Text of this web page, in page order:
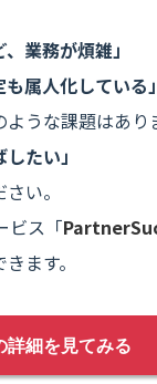
業務が煩雑」
属人化している」
うな課題はあり
たい」
い。
ビス「
ます。
詳細を見てみる